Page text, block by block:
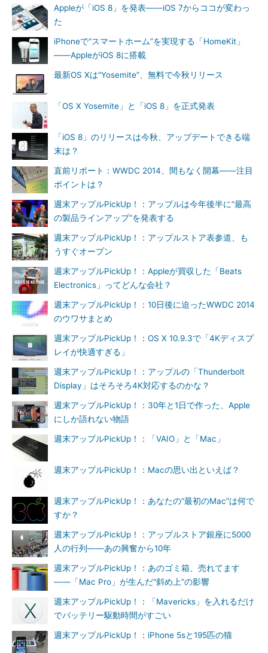
Appleが「iOS 8」を発表――iOS 7からココが変わっ
た
iPhoneで“スマートホーム”を実現する「HomeKit」
――AppleがiOS 8に搭載
最新OS Xは“Yosemite”、無料で今秋リリース
「OS X Yosemite」と「iOS 8」を正式発表
「iOS 8」のリリースは今秋、アップデートできる端
末は？
直前リポート：WWDC 2014、間もなく開幕――注目
ポイントは？
週末アップルPickUp！：アップルは今年後半に“最高
の製品ラインアップ”を発表する
週末アップルPickUp！：アップルストア表参道、も
うすぐオープン
週末アップルPickUp！：Appleが買収した「Beats
Electronics」ってどんな会社？
週末アップルPickUp！：10日後に迫ったWWDC 2014
のウワサまとめ
週末アップルPickUp！：OS X 10.9.3で「4Kディスプ
レイが快適すぎる」
週末アップルPickUp！：アップルの「Thunderbolt
Display」はそろそろ4K対応するのかな？
週末アップルPickUp！：30年と1日で作った、Apple
にしか語れない物語
週末アップルPickUp！：「VAIO」と「Mac」
週末アップルPickUp！：Macの思い出といえば？
週末アップルPickUp！：あなたの“最初のMac”は何で
すか？
週末アップルPickUp！：アップルストア銀座に5000
人の行列――あの興奮から10年
週末アップルPickUp！：あのゴミ箱、売れてます
――「Mac Pro」が生んだ“斜め上”の影響
週末アップルPickUp！：「Mavericks」を入れるだけ
でバッテリー駆動時間がすごい
週末アップルPickUp！：iPhone 5sと195匹の猫